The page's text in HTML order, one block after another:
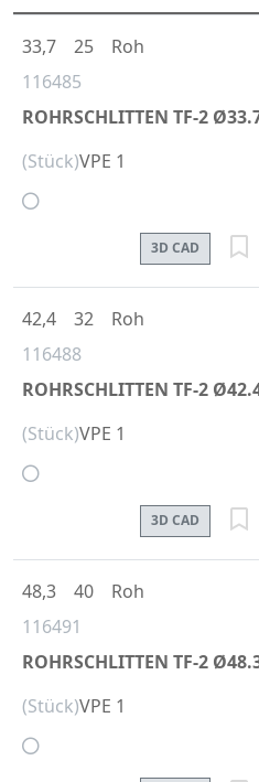
116485
ROHRSCHLITTEN TF-2
33,7 25 Roh
(Stück)VPE 1
3D CAD
116488
ROHRSCHLITTEN TF-2
42,4 32 Roh
(Stück)VPE 1
3D CAD
116491
ROHRSCHLITTEN TF-2
48,3 40 Roh
(Stück)VPE 1